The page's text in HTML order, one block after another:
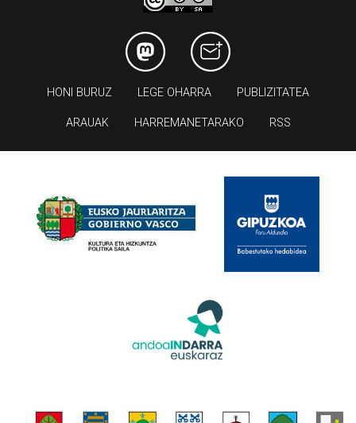
HONI BURUZ LEGE OHARRA PUBLIZITATEA
ARAUAK HARREMANETARAKO RSS